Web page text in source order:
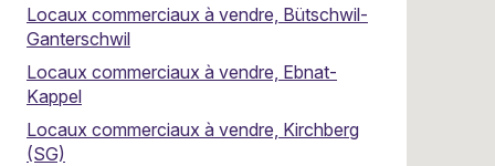
Locaux commerciaux à vendre, Bütschwil-
Ganterschwil
Locaux commerciaux à vendre, Ebnat-
Kappel
Locaux commerciaux à vendre, Kirchberg
(SG)